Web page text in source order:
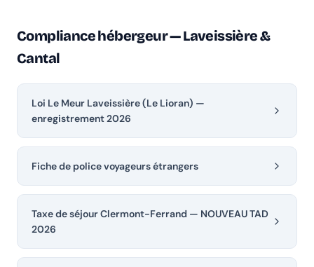
Compliance hébergeur — Laveissière &
Cantal
Loi Le Meur Laveissière (Le Lioran) —
enregistrement 2026
Fiche de police voyageurs étrangers
Taxe de séjour Clermont-Ferrand — NOUVEAU TAD
2026